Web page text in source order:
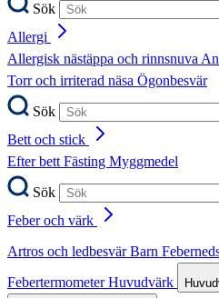
Sök
Allergi
Allergisk nästäppa och rinnsnuva
Torr och irriterad näsa Ögonbesvär
Sök
Bett och stick
Efter bettFästing Myggmedel
Sök
Feber och värk
Artros och ledbesvärBarn
FebertermometerHuvudvärk